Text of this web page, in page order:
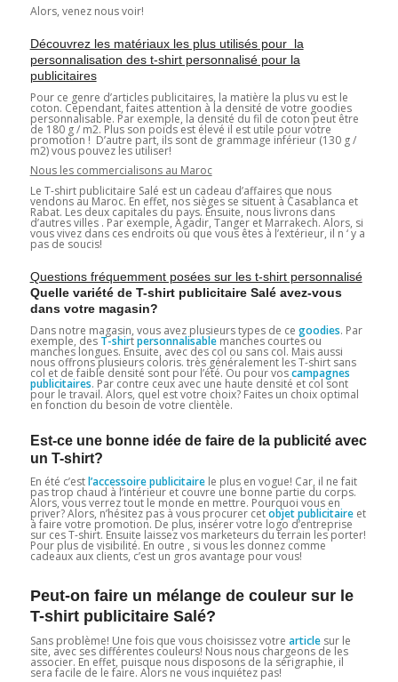
Alors, venez nous voir!
Découvrez les matériaux les plus utilisés pour la
personnalisation des t-shirt personnalisé pour la
publicitaires
Pour ce genre d’articles publicitaires, la matière la plus vu est le
coton. Cependant, faites attention à la densité de votre goodies
personnalisable. Par exemple, la densité du fil de coton peut être
de 180 g / m2. Plus son poids est élevé il est utile pour votre
promotion ! D’autre part, ils sont de grammage inférieur (130 g /
m2) vous pouvez les utiliser!
Nous les commercialisons au Maroc
Le T-shirt publicitaire Salé est un cadeau d’affaires que nous
vendons au Maroc. En effet, nos sièges se situent à Casablanca et
Rabat. Les deux capitales du pays. Ensuite, nous livrons dans
d’autres villes . Par exemple, Agadir, Tanger et Marrakech. Alors, si
vous vivez dans ces endroits ou que vous êtes à l’extérieur, il n ‘ y a
pas de soucis!
Questions fréquemment posées sur les t-shirt personnalisé
Quelle variété de T-shirt publicitaire Salé avez-vous
dans votre magasin?
Dans notre magasin, vous avez plusieurs types de ce goodies. Par
exemple, des T-shirtpersonnalisablemanches courtes ou
manches longues. Ensuite, avec des col ou sans col. Mais aussi
nous offrons plusieurs coloris. très généralement les T-shirt sans
col et de faible densité sont pour l’été. Ou pour voscampagnes
publicitaires. Par contre ceux avec une haute densité et col sont
pour le travail. Alors, quel est votre choix? Faites un choix optimal
en fonction du besoin de votre clientèle.
Est-ce une bonne idée de faire de la publicité avec
un T-shirt?
En été c’estl’accessoire publicitairele plus en vogue! Car, il ne fait
pas trop chaud à l’intérieur et couvre une bonne partie du corps.
Alors, vous verrez tout le monde en mettre. Pourquoi vous en
priver? Alors, n’hésitez pas à vous procurer cetobjet publicitaireet
à faire votre promotion. De plus, insérer votre logo d’entreprise
sur ces T-shirt. Ensuite laissez vos marketeurs du terrain les porter!
Pour plus de visibilité. En outre , si vous les donnez comme
cadeaux aux clients, c’est un gros avantage pour vous!
Peut-on faire un mélange de couleur sur le
T-shirt publicitaire Salé?
Sans problème! Une fois que vous choisissez votre articlesur le
site, avec ses différentes couleurs! Nous nous chargeons de les
associer. En effet, puisque nous disposons de la sérigraphie, il
sera facile de le faire. Alors ne vous inquiétez pas!